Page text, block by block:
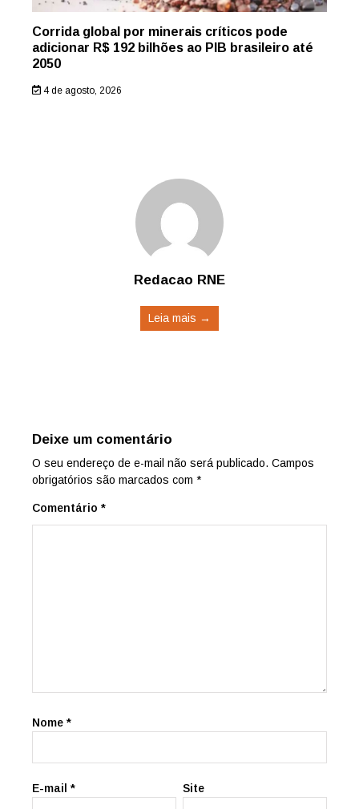
Corrida global por minerais críticos pode
adicionar R$ 192 bilhões ao PIB brasileiro até
2050
4 de agosto, 2026
Redacao RNE
Leia mais →
Deixe um comentário
O seu endereço de e-mail não será publicado. Campos
obrigatórios são marcados com *
Comentário *
Nome *
E-mail * Site